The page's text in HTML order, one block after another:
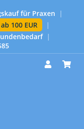
für Praxen
|
100 EUR
|
|